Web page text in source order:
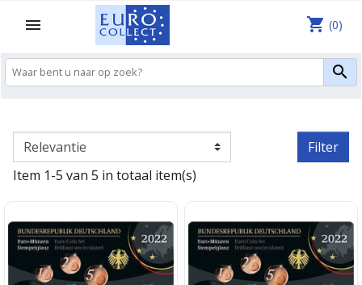


shopping_cart (0)
Filter
Item 1-5 van 5 in totaal item(s)